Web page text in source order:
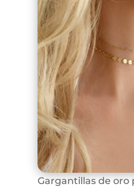
Gargantillas de oro